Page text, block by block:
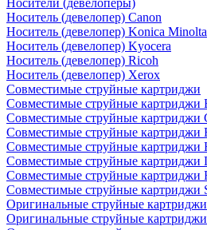
Носители (девелоперы)
Носитель (девелопер) Canon
Носитель (девелопер) Konica Minolta
Носитель (девелопер) Kyocera
Носитель (девелопер) Ricoh
Носитель (девелопер) Xerox
Совместимые струйные картриджи
Совместимые струйные картриджи
Совместимые струйные картриджи
Совместимые струйные картриджи
Совместимые струйные картриджи
Совместимые струйные картриджи
Совместимые струйные картриджи
Совместимые струйные картриджи
Оригинальные струйные картриджи
Оригинальные струйные